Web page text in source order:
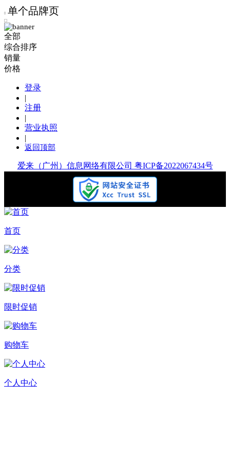
单个品牌页
全部
综合排序
销量
价格
登录
|
注册
|
营业执照
|
返回顶部
爱来（广州）信息网络有限公司 粤ICP备2022067434号
首页
分类
限时促销
购物车
个人中心